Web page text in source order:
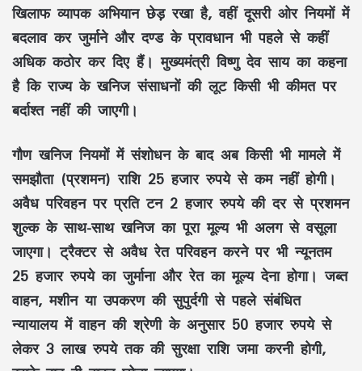
खिलाफ व्यापक अभियानछेड़ रखा है, वहीं दूसरी ओरनियमों में
बदलावकरजुर्माने और दण्ड के प्रावधानभी पहले से कहीं
अधिक कठोर कर दिए हैं। मुख्यमंत्रीविष्णु देव सायका कहना
है कि राज्य केखनिज संसाधनों की लूटकिसी भी कीमत पर
बर्दाश्त नहीं की जाएगी।
गौण खनिज नियमों में संशोधनके बाद अब किसी भी मामले में
समझौता (प्रशमन) राशि 25 हजार रुपये से कम नहीं होगी।
अवैध परिवहनपरप्रति टन 2 हजार रुपयेकी दर सेप्रशमन
शुल्कके साथ-साथखनिज का पूरा मूल्यभी अलग से वसूला
जाएगा।ट्रैक्टर से अवैध रेत परिवहनकरने पर भीन्यूनतम
25 हजार रुपये का जुर्मानाऔररेत का मूल्यदेना होगा।जब्त
वाहन, मशीन या उपकरणकी सुपुर्दगी से पहले संबंधित
न्यायालय में वाहन की श्रेणी के अनुसार 50 हजार रुपये से
लेकर 3 लाख रुपये तक की सुरक्षा राशिजमा करनी होगी,